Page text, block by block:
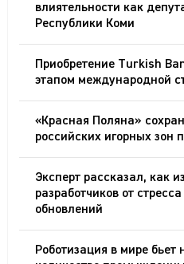
влиятельности как
Республики Коми
Приобретение Turkish
этапом международной
«Красная Поляна»
российских игорных зон
Эксперт рассказал, как
разработчиков от
обновлений
Роботизация в мире бьет